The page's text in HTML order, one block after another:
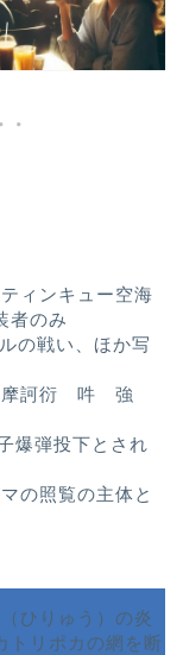
ィンキュー空海
者のみ
の戦い、ほか写
摩訶衍 吽 強
爆弾投下とされ
の照覧の主体と
ひりゅう）の炎
トリポカの網を断